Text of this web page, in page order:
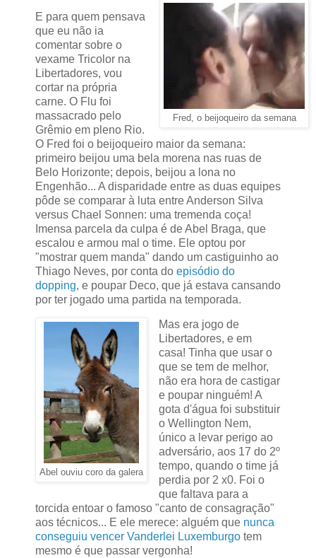
Fred, o beijoqueiro da semana
E para quem pensava
que eu não ia
comentar sobre o
vexame Tricolor na
Libertadores, vou
cortar na própria
carne. O Flu foi
massacrado pelo
Grêmio em pleno Rio.
O Fred foi o beijoqueiro maior da semana:
primeiro beijou uma bela morena nas ruas de
Belo Horizonte; depois, beijou a lona no
Engenhão... A disparidade entre as duas equipes
pôde se comparar à luta entre Anderson Silva
versus Chael Sonnen: uma tremenda coça!
Imensa parcela da culpa é de Abel Braga, que
escalou e armou mal o time. Ele optou por
"mostrar quem manda" dando um castiguinho ao
Thiago Neves, por conta do episódio do
dopping, e poupar Deco, que já estava cansando
por ter jogado uma partida na temporada.
Abel ouviu coro da galera
Mas era jogo de
Libertadores, e em
casa! Tinha que usar o
que se tem de melhor,
não era hora de castigar
e poupar ninguém! A
gota d'água foi substituir
o Wellington Nem,
único a levar perigo ao
adversário, aos 17 do 2º
tempo, quando o time já
perdia por 2 x0. Foi o
que faltava para a
torcida entoar o famoso "canto de consagração"
aos técnicos... E ele merece: alguém que nunca
conseguiu vencer Vanderlei Luxemburgo tem
mesmo é que passar vergonha!